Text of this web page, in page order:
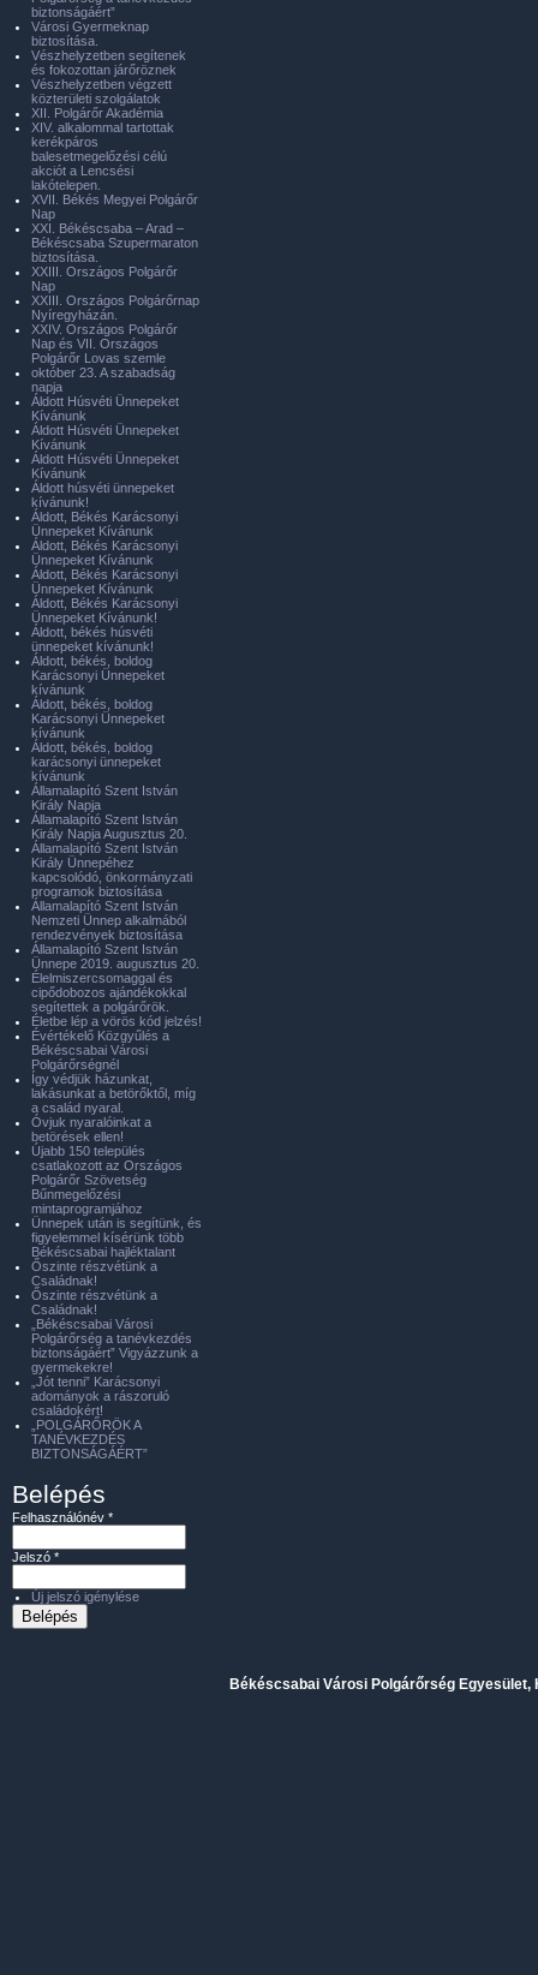
biztonságáért”
Városi Gyermeknap
biztosítása.
Vészhelyzetben segítenek
és fokozottan járőröznek
Vészhelyzetben végzett
közterületi szolgálatok
XII. Polgárőr Akadémia
XIV. alkalommal tartottak
kerékpáros
balesetmegelőzési célú
akciót a Lencsési
lakótelepen.
XVII. Békés Megyei Polgárőr
Nap
XXI. Békéscsaba – Arad –
Békéscsaba Szupermaraton
biztosítása.
XXIII. Országos Polgárőr
Nap
XXIII. Országos Polgárőrnap
Nyíregyházán.
XXIV. Országos Polgárőr
Nap és VII. Országos
Polgárőr Lovas szemle
október 23. A szabadság
napja
Áldott Húsvéti Ünnepeket
Kívánunk
Áldott Húsvéti Ünnepeket
Kívánunk
Áldott Húsvéti Ünnepeket
Kívánunk
Áldott húsvéti ünnepeket
kívánunk!
Áldott, Békés Karácsonyi
Ünnepeket Kívánunk
Áldott, Békés Karácsonyi
Ünnepeket Kívánunk
Áldott, Békés Karácsonyi
Ünnepeket Kívánunk
Áldott, Békés Karácsonyi
Ünnepeket Kívánunk!
Áldott, békés húsvéti
ünnepeket kívánunk!
Áldott, békés, boldog
Karácsonyi Ünnepeket
kívánunk
Áldott, békés, boldog
Karácsonyi Ünnepeket
kívánunk
Áldott, békés, boldog
karácsonyi ünnepeket
kívánunk
Államalapító Szent István
Király Napja
Államalapító Szent István
Király Napja Augusztus 20.
Államalapító Szent István
Király Ünnepéhez
kapcsolódó, önkormányzati
programok biztosítása
Államalapító Szent István
Nemzeti Ünnep alkalmából
rendezvények biztosítása
Államalapító Szent István
Ünnepe 2019. augusztus 20.
Élelmiszercsomaggal és
cipődobozos ajándékokkal
segítettek a polgárőrök.
Életbe lép a vörös kód jelzés!
Évértékelő Közgyűlés a
Békéscsabai Városi
Polgárőrségnél
Így védjük házunkat,
lakásunkat a betörőktől, míg
a család nyaral.
Óvjuk nyaralóinkat a
betörések ellen!
Újabb 150 település
csatlakozott az Országos
Polgárőr Szövetség
Bűnmegelőzési
mintaprogramjához
Ünnepek után is segítünk, és
figyelemmel kísérünk több
Békéscsabai hajléktalant
Őszinte részvétünk a
Családnak!
Őszinte részvétünk a
Családnak!
„Békéscsabai Városi
Polgárőrség a tanévkezdés
biztonságáért” Vigyázzunk a
gyermekekre!
„Jót tenni” Karácsonyi
adományok a rászoruló
családokért!
„POLGÁRŐRÖK A
TANÉVKEZDÉS
BIZTONSÁGÁÉRT”
Belépés
Felhasználónév *
Jelszó *
Új jelszó igénylése
Békéscsabai Városi Polgárőrség Egyesület,